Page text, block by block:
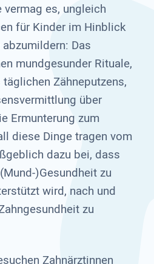
es, ungleich
für Kinder im Hinblick
Das
mundgesunder Rituale,
Zähneputzens,
über
Ermunterung zum
diese Dinge tragen vom
dazu bei, dass
)Gesundheit zu
wird, nach und
zu
Zahnärztinnen